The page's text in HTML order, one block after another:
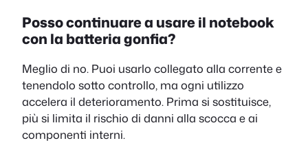
Posso continuare a usare il notebook
con la batteria gonfia?
Meglio di no. Puoi usarlo collegato alla corrente e
tenendolo sotto controllo, ma ogni utilizzo
accelera il deterioramento. Prima si sostituisce,
più si limita il rischio di danni alla scocca e ai
componenti interni.